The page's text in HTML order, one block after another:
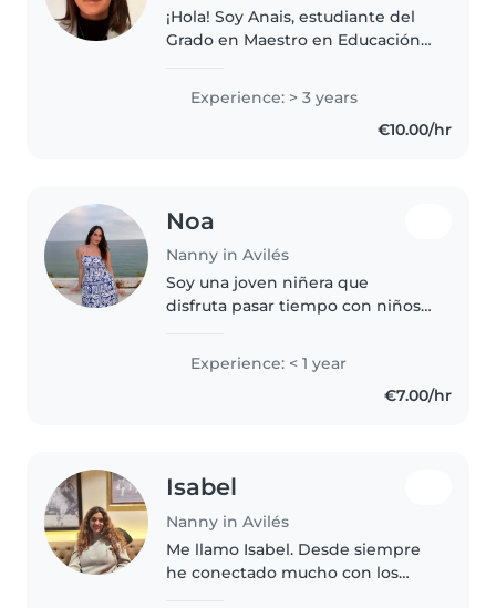
¡Hola! Soy Anais, estudiante del
Grado en Maestro en Educación
Recientemente he trabajado
como monitora de actividades
Experience: > 3 years
€10.00/hr
Noa
Nanny in Avilés
Soy una joven niñera que
disfruta pasar tiempo con niños.
previa, soy una persona
responsable, amigable y
tranquila. Me encanta leer a los
Experience: < 1 year
€7.00/hr
Isabel
Nanny in Avilés
Me llamo Isabel. Desde siempre
he conectado mucho con los